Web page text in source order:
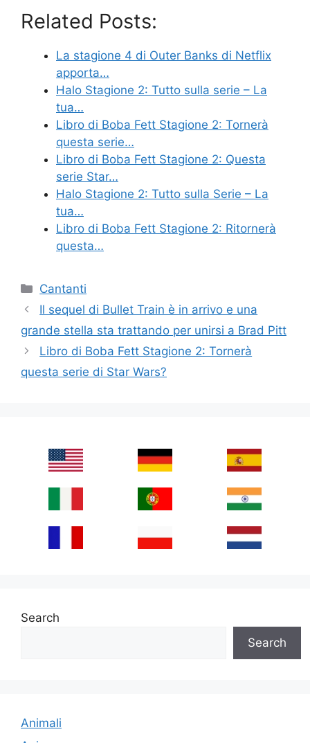
Related Posts:
La stagione 4 di Outer Banks di Netflix
apporta…
Halo Stagione 2: Tutto sulla serie – La
tua…
Libro di Boba Fett Stagione 2: Tornerà
questa serie…
Libro di Boba Fett Stagione 2: Questa
serie Star…
Halo Stagione 2: Tutto sulla Serie – La
tua…
Libro di Boba Fett Stagione 2: Ritornerà
questa…
Categories
Cantanti
Il sequel di Bullet Train è in arrivo e una
grande stella sta trattando per unirsi a Brad Pitt
Libro di Boba Fett Stagione 2: Tornerà
questa serie di Star Wars?
Search
Search
Animali